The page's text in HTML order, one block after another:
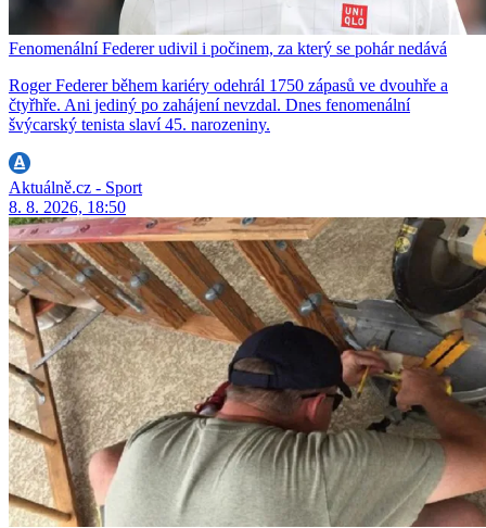
Fenomenální Federer udivil i počinem, za který se pohár nedává
Roger Federer během kariéry odehrál 1750 zápasů ve dvouhře a
čtyřhře. Ani jediný po zahájení nevzdal. Dnes fenomenální
švýcarský tenista slaví 45. narozeniny.
Aktuálně.cz - Sport
8. 8. 2026, 18:50